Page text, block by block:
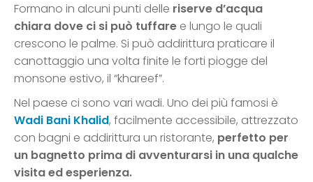
Formano in alcuni punti delle riserve d’acqua
chiara dove ci si può tuffare e lungo le quali
crescono le palme. Si può addirittura praticare il
canottaggio una volta finite le forti piogge del
monsone estivo, il “khareef”.
Nel paese ci sono vari wadi. Uno dei più famosi è
Wadi Bani Khalid, facilmente accessibile, attrezzato
con bagni e addirittura un ristorante, perfetto per
un bagnetto prima di avventurarsi in una qualche
visita ed esperienza.